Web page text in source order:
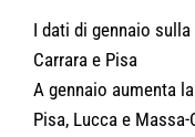
I dati di gennaio
Carrara e Pisa
A gennaio aumenta
Pisa, Lucca e